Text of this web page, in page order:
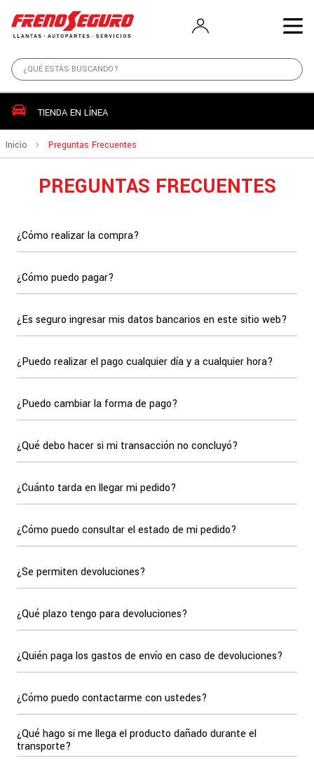
TIENDA EN LÍNEA
Inicio Preguntas Frecuentes
PREGUNTAS FRECUENTES
¿Cómo realizar la compra?
¿Cómo puedo pagar?
¿Es seguro ingresar mis datos bancarios en este sitio web?
¿Puedo realizar el pago cualquier día y a cualquier hora?
¿Puedo cambiar la forma de pago?
¿Qué debo hacer si mi transacción no concluyó?
¿Cuánto tarda en llegar mi pedido?
¿Cómo puedo consultar el estado de mi pedido?
¿Se permiten devoluciones?
¿Qué plazo tengo para devoluciones?
¿Quién paga los gastos de envío en caso de devoluciones?
¿Cómo puedo contactarme con ustedes?
¿Qué hago si me llega el producto dañado durante el
transporte?